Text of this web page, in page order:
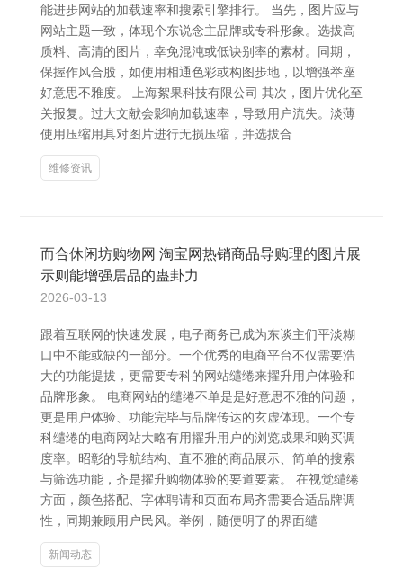
能进步网站的加载速率和搜索引擎排行。 当先，图片应与
网站主题一致，体现个东说念主品牌或专科形象。选拔高
质料、高清的图片，幸免混沌或低诀别率的素材。同期，
保握作风合股，如使用相通色彩或构图步地，以增强举座
好意思不雅度。 上海絮果科技有限公司 其次，图片优化至
关报复。过大文献会影响加载速率，导致用户流失。淡薄
使用压缩用具对图片进行无损压缩，并选拔合
维修资讯
而合休闲坊购物网 淘宝网热销商品导购理的图片展
示则能增强居品的蛊卦力
2026-03-13
跟着互联网的快速发展，电子商务已成为东谈主们平淡糊
口中不能或缺的一部分。一个优秀的电商平台不仅需要浩
大的功能提拔，更需要专科的网站缱绻来擢升用户体验和
品牌形象。 电商网站的缱绻不单是是好意思不雅的问题，
更是用户体验、功能完毕与品牌传达的玄虚体现。一个专
科缱绻的电商网站大略有用擢升用户的浏览成果和购买调
度率。昭彰的导航结构、直不雅的商品展示、简单的搜索
与筛选功能，齐是擢升购物体验的要道要素。 在视觉缱绻
方面，颜色搭配、字体聘请和页面布局齐需要合适品牌调
性，同期兼顾用户民风。举例，随便明了的界面缱
新闻动态